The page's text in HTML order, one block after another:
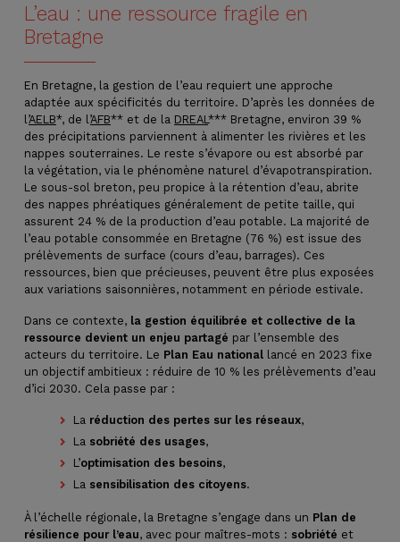
L’eau : une ressource fragile en
Bretagne
En Bretagne, la gestion de l’eau requiert une approche
adaptée aux spécificités du territoire. D’après les données de
AELB*, de l’ AFB** et de la DREAL *** Bretagne, environ 39 %
des précipitations parviennent à alimenter les rivières et les
nappes souterraines. Le reste s’évapore ou est absorbé par
la végétation, via le phénomène naturel d’évapotranspiration.
Le sous-sol breton, peu propice à la rétention d’eau, abrite
des nappes phréatiques généralement de petite taille, qui
assurent 24 % de la production d’eau potable. La majorité de
l’eau potable consommée en Bretagne (76 %) est issue des
prélèvements de surface (cours d’eau, barrages). Ces
ressources, bien que précieuses, peuvent être plus exposées
aux variations saisonnières, notamment en période estivale.
Dans ce contexte, la gestion équilibrée et collective de la
ressource devient un enjeu partagé par l’ensemble des
acteurs du territoire. Le Plan Eau national lancé en 2023 fixe
un objectif ambitieux : réduire de 10 % les prélèvements d’eau
d’ici 2030. Cela passe par :
La réduction des pertes sur les réseaux,
La sobriété des usages,
L’optimisation des besoins,
La sensibilisation des citoyens.
À l’échelle régionale, la Bretagne s’engage dans un Plan de
résilience pour l’eau, avec pour maîtres-mots : sobriété et